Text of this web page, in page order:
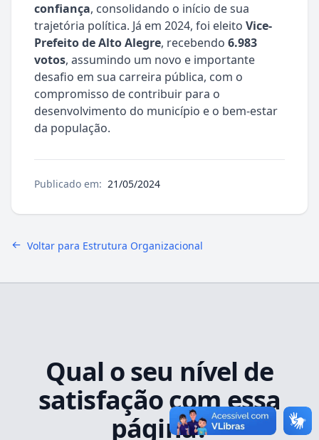
confiança, consolidando o início de sua
trajetória política. Já em 2024, foi eleito Vice-
Prefeito de Alto Alegre, recebendo 6.983
votos, assumindo um novo e importante
desafio em sua carreira pública, com o
compromisso de contribuir para o
desenvolvimento do município e o bem-estar
da população.
Publicado em: 21/05/2024
Voltar para Estrutura Organizacional
Qual o seu nível de
satisfação com essa
página?